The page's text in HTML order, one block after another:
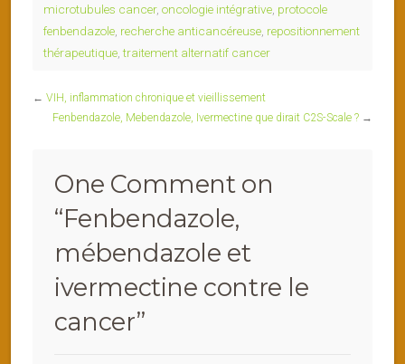
microtubules cancer, oncologie intégrative, protocole
fenbendazole, recherche anticancéreuse, repositionnement
thérapeutique,traitement alternatif cancer
← VIH, inflammation chronique et vieillissement
Fenbendazole, Mebendazole, Ivermectine que dirait C2S-Scale ? →
One Comment on
“Fenbendazole,
mébendazole et
ivermectine contre le
cancer”